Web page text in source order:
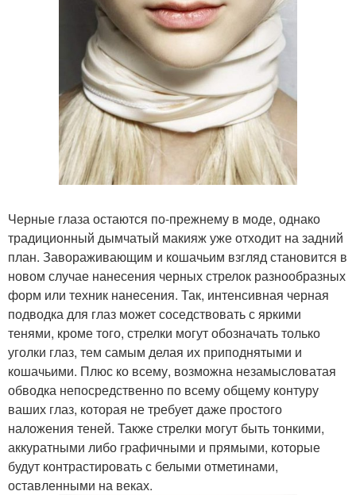
Черные глаза остаются по-прежнему в моде, однако
традиционный дымчатый макияж уже отходит на задний
план. Завораживающим и кошачьим взгляд становится в
новом случае нанесения черных стрелок разнообразных
форм или техник нанесения. Так, интенсивная черная
подводка для глаз может соседствовать с яркими
тенями, кроме того, стрелки могут обозначать только
уголки глаз, тем самым делая их приподнятыми и
кошачьими. Плюс ко всему, возможна незамысловатая
обводка непосредственно по всему общему контуру
ваших глаз, которая не требует даже простого
наложения теней. Также стрелки могут быть тонкими,
аккуратными либо графичными и прямыми, которые
будут контрастировать с белыми отметинами,
оставленными на веках.